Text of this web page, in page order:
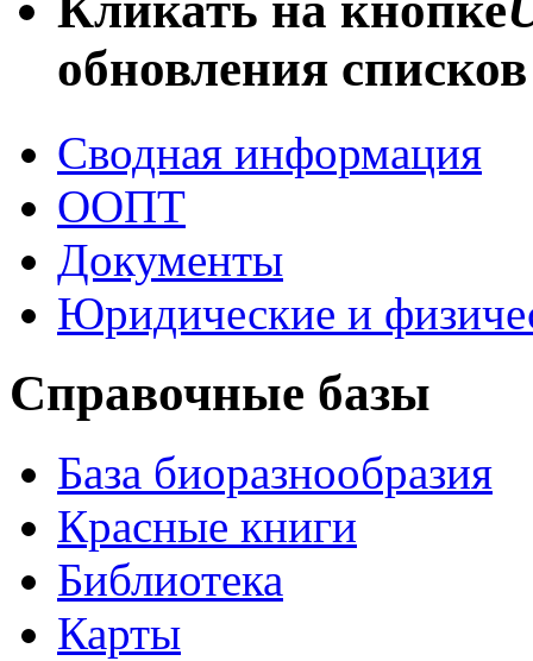
обновления
Сводная информация
ООПТ
Документы
Юридические и
Справочные базы
База биоразнообразия
Красные книги
Библиотека
Карты